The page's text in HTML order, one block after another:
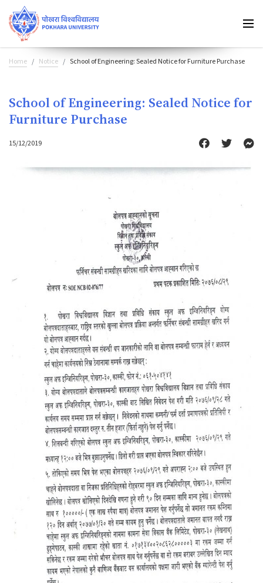
Home Notice School of Engineering: Sealed Notice for Furniture Purchase
School of Engineering: Sealed Notice for
Furniture Purchase
15/12/2019